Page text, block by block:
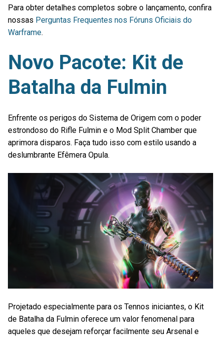
Para obter detalhes completos sobre o lançamento, confira
nossas Perguntas Frequentes nos Fóruns Oficiais do
Warframe.
Novo Pacote: Kit de
Batalha da Fulmin
Enfrente os perigos do Sistema de Origem com o poder
estrondoso do Rifle Fulmin e o Mod Split Chamber que
aprimora disparos. Faça tudo isso com estilo usando a
deslumbrante Efêmera Opula.
Projetado especialmente para os Tennos iniciantes, o Kit
de Batalha da Fulmin oferece um valor fenomenal para
aqueles que desejam reforçar facilmente seu Arsenal e